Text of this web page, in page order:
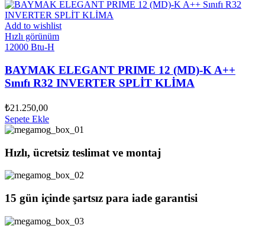
Add to wishlist
Hızlı görünüm
12000 Btu-H
BAYMAK ELEGANT PRIME 12 (MD)-K A++
Sınıfı R32 INVERTER SPLİT KLİMA
₺21.250,00
Sepete Ekle
Hızlı, ücretsiz teslimat ve montaj
15 gün içinde şartsız para iade garantisi